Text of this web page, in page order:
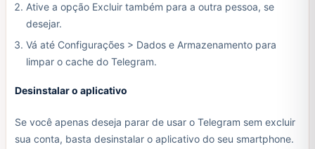
Ative a opção Excluir também para a outra pessoa, se
desejar.
Vá até Configurações > Dados e Armazenamento para
limpar o cache do Telegram.
Desinstalar o aplicativo
Se você apenas deseja parar de usar o Telegram sem excluir
sua conta, basta desinstalar o aplicativo do seu smartphone.